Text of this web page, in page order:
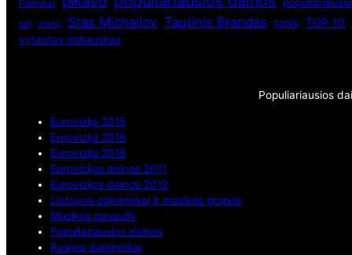
Patruliai
sel stano Stas Michailov Tautinis Brandas tonis TOP 10
vytautas siskauskas
Populiariausios
Eurovizija 2015
Eurovizija 2016
Eurovizija 2018
Eurovizijos dainos 2011
Eurovizijos dainos 2012
Lietuvos dainininkai ir muzikos grupės
Muzikos pasaulis
Populiariausios dainos
Rusijos dainininkai